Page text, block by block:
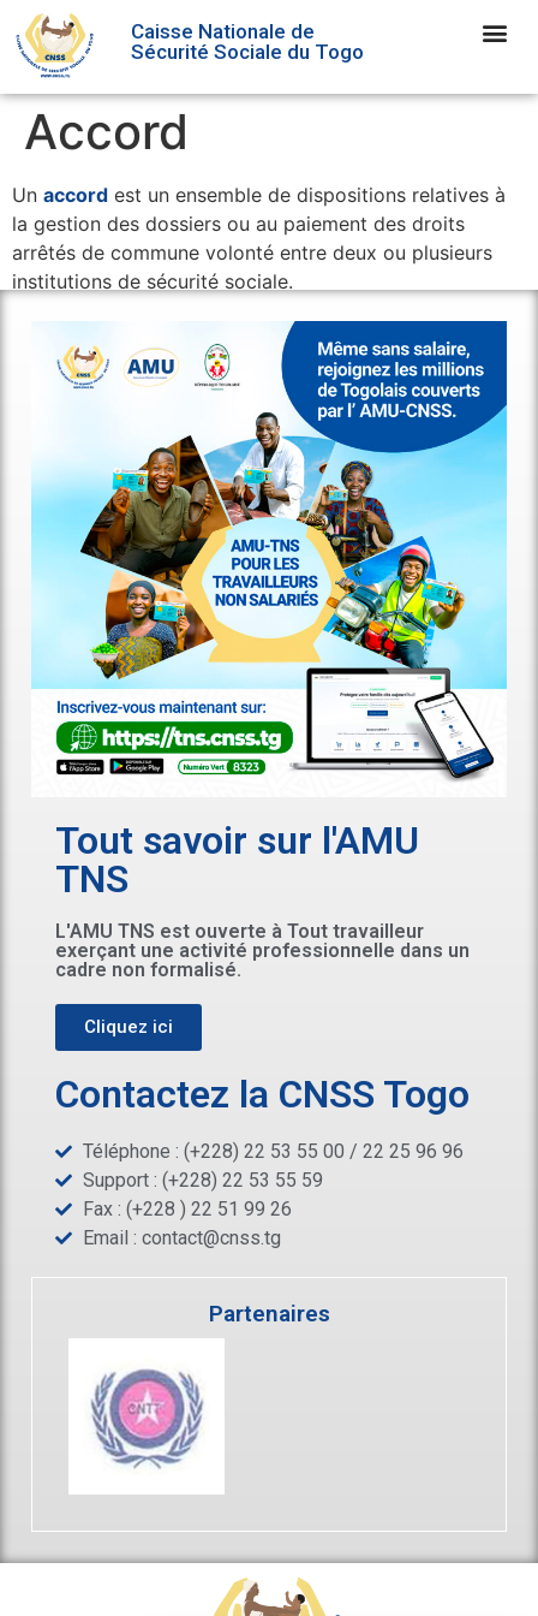
Caisse Nationale de
Sécurité Sociale du Togo
Accord
Un accord est un ensemble de dispositions relatives à
la gestion des dossiers ou au paiement des droits
arrêtés de commune volonté entre deux ou plusieurs
institutions de sécurité sociale.
Tout savoir sur l'AMU
TNS
L'AMU TNS est ouverte à Tout travailleur
exerçant une activité professionnelle dans un
cadre non formalisé.
Cliquez ici
Contactez la CNSS Togo
Téléphone : (+228) 22 53 55 00 / 22 25 96 96
Support : (+228) 22 53 55 59
Fax : (+228 ) 22 51 99 26
Email : contact@cnss.tg
Partenaires